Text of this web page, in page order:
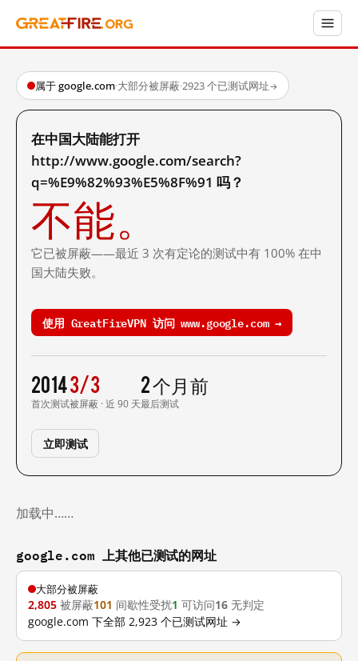
属于 google.com·大部分被屏蔽·2923 个已测试网址→
在中国大陆能打开
http://www.google.com/search?
q=%E9%82%93%E5%8F%91 吗？
不能。
它已被屏蔽——最近 3 次有定论的测试中有 100% 在中
国大陆失败。
使用 GreatFireVPN 访问 www.google.com →
2014
首次测试
3/3
被屏蔽 · 近 90 天
2 个月前
最后测试
立即测试
加载中……
google.com 上其他已测试的网址
大部分被屏蔽
2,805 被屏蔽101 间歇性受扰1 可访问16 无判定
google.com 下全部 2,923 个已测试网址 →